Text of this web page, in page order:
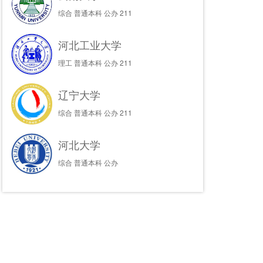
综合 普通本科公办211
河北工业大学
理工 普通本科公办211
辽宁大学
综合 普通本科公办211
河北大学
综合 普通本科公办